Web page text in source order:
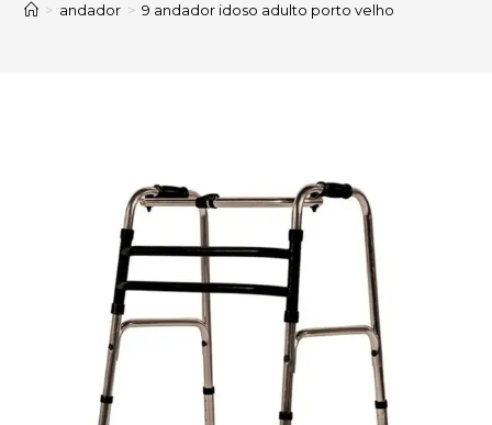
> andador > 9 andador idoso adulto porto velho